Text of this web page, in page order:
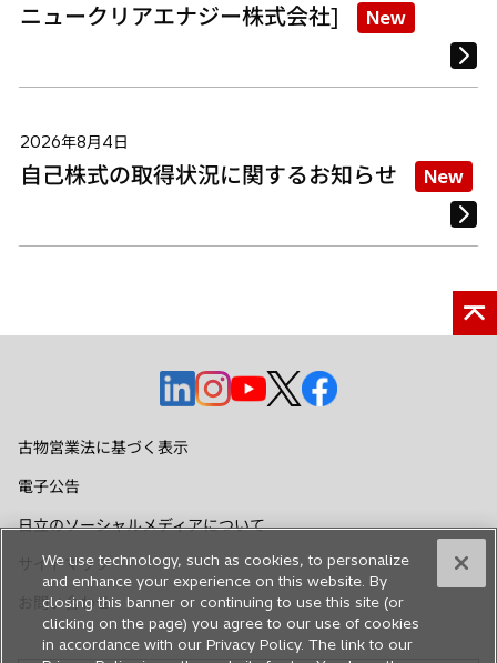
ニュークリアエナジー株式会社]
New
2026年8月4日
自己株式の取得状況に関するお知らせ New
新
し
で
く
新
し
で
く
新
し
く
新
し
く
新
く
古物営業法に基づく表示
電子公告
日立のソーシャルメディアについて
サイトマップ
お問い合わせ
We use technology, such as cookies, to personalize
and enhance your experience on this website. By
closing this banner or continuing to use this site (or
clicking on the page) you agree to our use of cookies
in accordance with our Privacy Policy. The link to our